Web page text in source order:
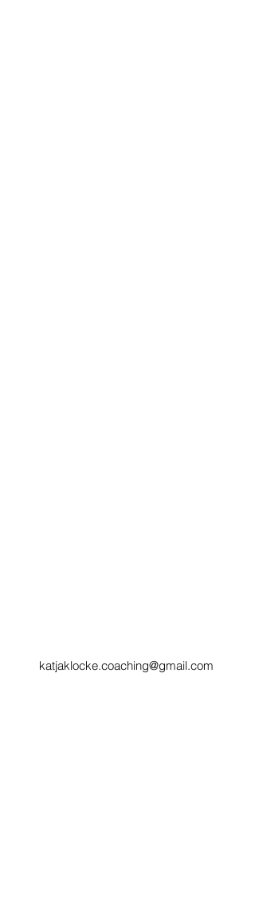
katjaklocke.coaching@gmail.com